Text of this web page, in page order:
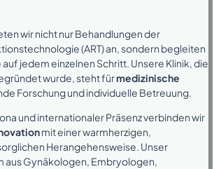
wir nicht nur Behandlungen der
(ART) an, sondern begleiten
auf jedem einzelnen Schritt. Unsere Klinik, die
wurde, steht fürmedizinische
Forschung und individuelle Betreuung.
und internationaler Präsenz verbinden wir
mit einer warmherzigen,
Herangehensweise. Unser
aus Gynäkologen, Embryologen,